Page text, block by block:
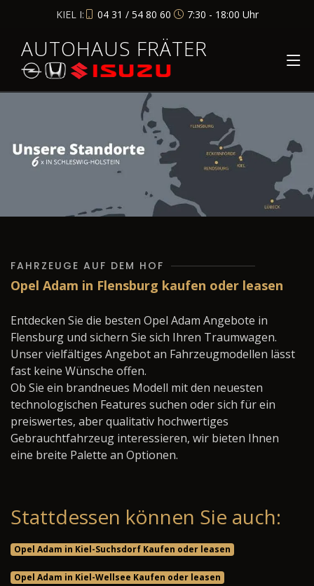
KIEL I: 04 31 / 54 80 60 7:30 - 18:00 Uhr
AUTOHAUS FRÄTER
FAHRZEUGE AUF DEM HOF
Opel Adam in Flensburg kaufen oder leasen
Entdecken Sie die besten Opel Adam Angebote in
Flensburg und sichern Sie sich Ihren Traumwagen.
Unser vielfältiges Angebot an Fahrzeugmodellen lässt
fast keine Wünsche offen.
Ob Sie ein brandneues Modell mit den neuesten
technologischen Features suchen oder sich für ein
preiswertes, aber qualitativ hochwertiges
Gebrauchtfahrzeug interessieren, wir bieten Ihnen
eine breite Palette an Optionen.
Stattdessen können Sie auch:
Opel Adam in Kiel-Suchsdorf Kaufen oder leasen
Opel Adam in Kiel-Wellsee Kaufen oder leasen